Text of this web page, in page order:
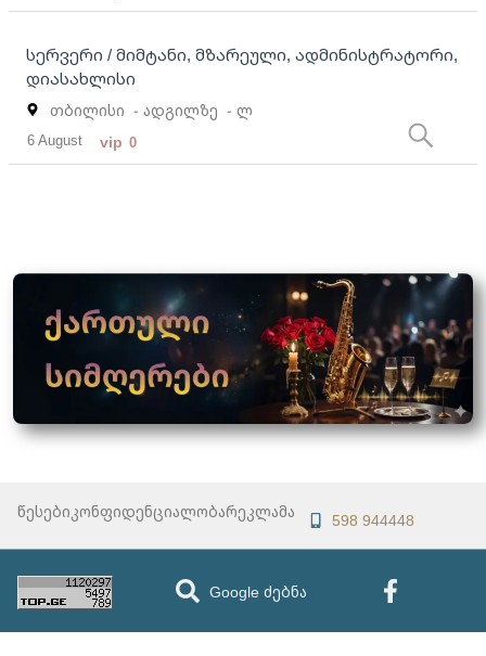
სერვერი / მიმტანი, მზარეული, ადმინისტრატორი,
დიასახლისი
თბილისი - ადგილზე - ლ
6 August vip 0
წესებიკონფიდენციალობარეკლამა 598 944448
Google ძებნა